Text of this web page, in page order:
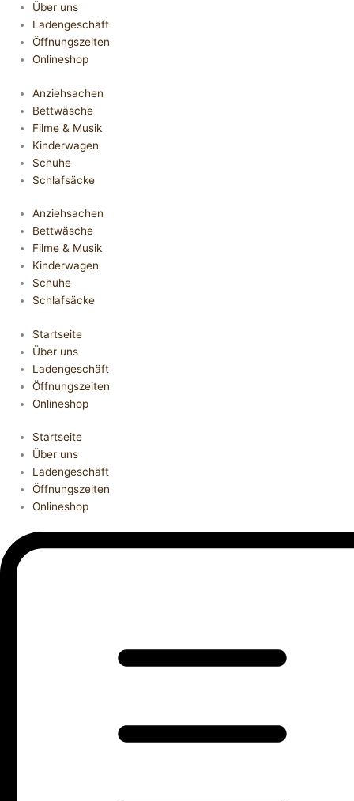
Über uns
Ladengeschäft
Öffnungszeiten
Onlineshop
Anziehsachen
Bettwäsche
Filme & Musik
Kinderwagen
Schuhe
Schlafsäcke
Anziehsachen
Bettwäsche
Filme & Musik
Kinderwagen
Schuhe
Schlafsäcke
Startseite
Über uns
Ladengeschäft
Öffnungszeiten
Onlineshop
Startseite
Über uns
Ladengeschäft
Öffnungszeiten
Onlineshop